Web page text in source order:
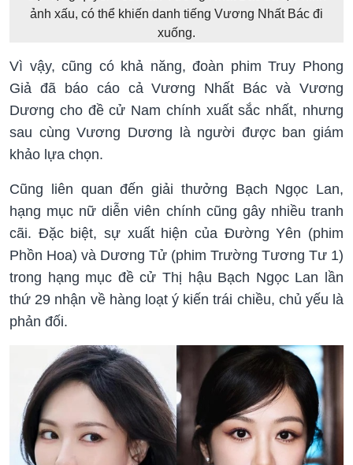
ảnh xấu, có thể khiến danh tiếng Vương Nhất Bác đi
xuống.
Vì vậy, cũng có khả năng, đoàn phim Truy Phong
Giả đã báo cáo cả Vương Nhất Bác và Vương
Dương cho đề cử Nam chính xuất sắc nhất, nhưng
sau cùng Vương Dương là người được ban giám
khảo lựa chọn.
Cũng liên quan đến giải thưởng Bạch Ngọc Lan,
hạng mục nữ diễn viên chính cũng gây nhiều tranh
cãi. Đặc biệt, sự xuất hiện của Đường Yên (phim
Phồn Hoa) và Dương Tử (phim Trường Tương Tư 1)
trong hạng mục đề cử Thị hậu Bạch Ngọc Lan lần
thứ 29 nhận về hàng loạt ý kiến trái chiều, chủ yếu là
phản đối.